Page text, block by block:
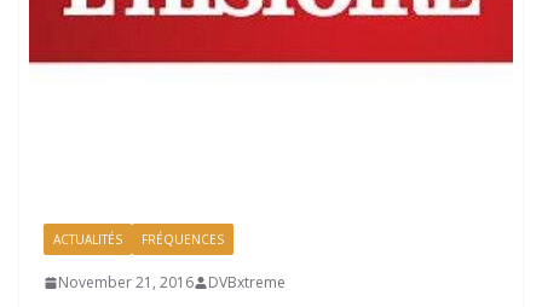
ACTUALITÉS FRÉQUENCES
November 21, 2016 DVBxtreme